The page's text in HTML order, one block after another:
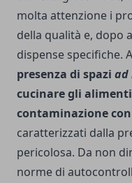
molta attenzione i
della qualità e, dopo
dispense specifiche.
presenza di spazi ad
cucinare gli
contaminazione
caratterizzati dalla
pericolosa. Da non
norme di